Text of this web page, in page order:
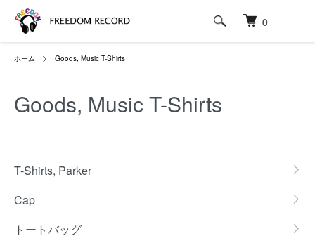
0
ホーム Goods, Music T-Shirts
Goods, Music T-Shirts
T-Shirts, Parker
Cap
トートバッグ